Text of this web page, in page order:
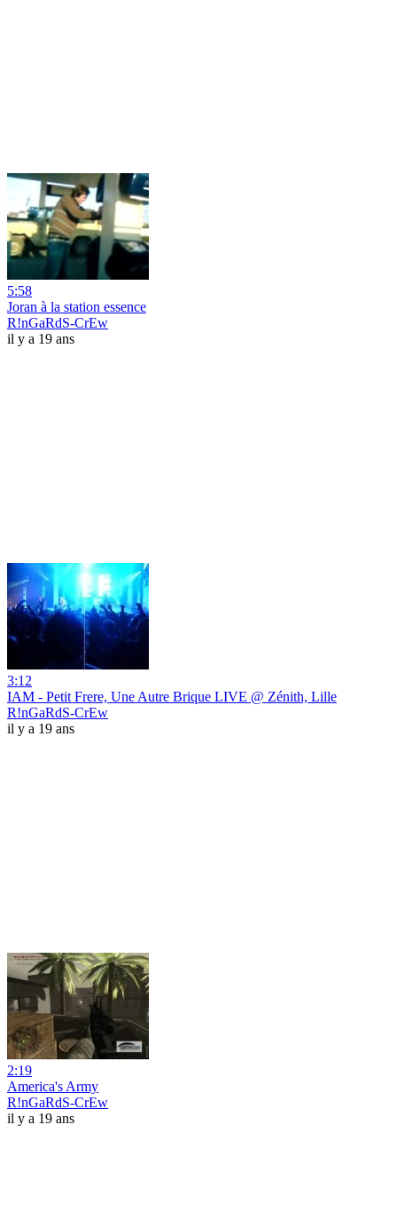
5:58
Joran à la station essence
R!nGaRdS-CrEw
il y a 19 ans
3:12
IAM - Petit Frere, Une Autre Brique LIVE @ Zénith, Lille
R!nGaRdS-CrEw
il y a 19 ans
2:19
America's Army
R!nGaRdS-CrEw
il y a 19 ans